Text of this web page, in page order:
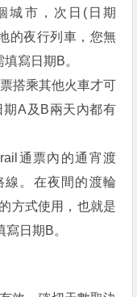
城市，次日(日期
的夜行列車，您無
寫日期B。
搭乘其他火車才可
期A及B兩天內都有
通票內的通宵渡
。在夜間的渡輪
方式使用，也就是
日期B。